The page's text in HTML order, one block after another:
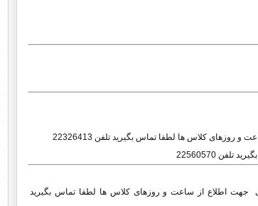
و روزهای کلاس ها لطفا تماس بگیرید تلفن 22326413
22560570
بالاتر از میرداماد روبروی متروی شریعتی نرسیده به ظفر خیابان زیبا پلاک 60واحد 4 جنوبی جهت اطلاع از ساعت و روزهای کلاس ها لطفا تماس بگیرید